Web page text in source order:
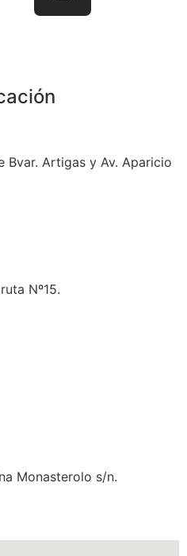
Bvar. Artigas y Av. Aparicio
Nº15.
Monasterolo s/n.